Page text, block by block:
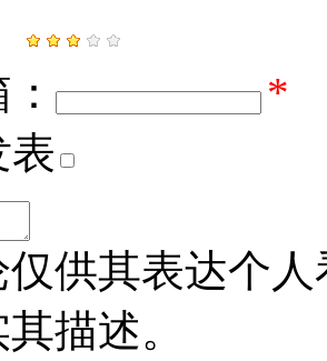
*
表
仅供其表达个
描述。